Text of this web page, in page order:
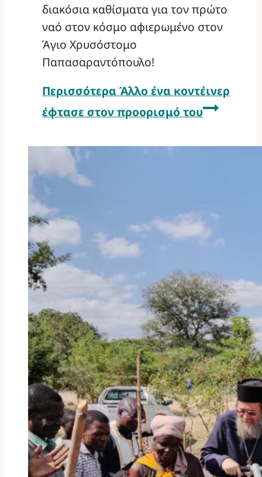
διακόσια καθίσματα για τον πρώτο
ναό στον κόσμο αφιερωμένο στον
Άγιο Χρυσόστομο
Παπασαραντόπουλο!
Περισσότερα Άλλο ένα κοντέινερ
έφτασε στον προορισμό του